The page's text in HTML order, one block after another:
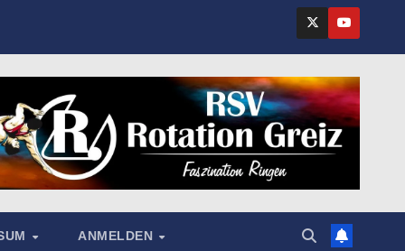
ANMELDEN